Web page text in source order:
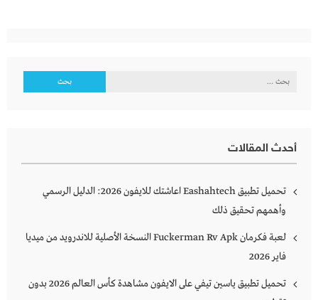
البحث
أحدث المقالات
تحميل تطبيق Eashahtech اعاشتك للايفون 2026: الدليل الرسمي
وأهمهم تحقيق ذلك
لعبة فكرمان Fuckerman Rv Apk النسخة الأصلية للاندرويد من ميديا
فاير 2026
تحميل تطبيق ياسين تيفي على الايفون مشاهدة كأس العالم 2026 بدون